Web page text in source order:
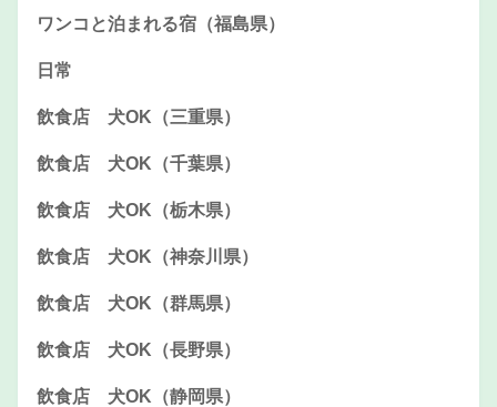
ワンコと泊まれる宿（福島県）
日常
飲食店 犬OK（三重県）
飲食店 犬OK（千葉県）
飲食店 犬OK（栃木県）
飲食店 犬OK（神奈川県）
飲食店 犬OK（群馬県）
飲食店 犬OK（長野県）
飲食店 犬OK（静岡県）